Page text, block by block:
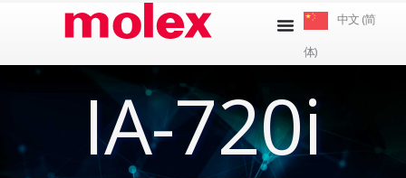
中文 (简
体)
IA-720i